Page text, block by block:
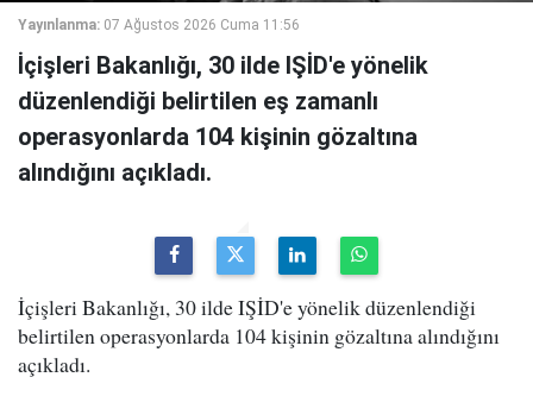
Yayınlanma: 07 Ağustos 2026 Cuma 11:56
İçişleri Bakanlığı, 30 ilde IŞİD'e yönelik
düzenlendiği belirtilen eş zamanlı
operasyonlarda 104 kişinin gözaltına
alındığını açıkladı.
İçişleri Bakanlığı, 30 ilde IŞİD'e yönelik düzenlendiği
belirtilen operasyonlarda 104 kişinin gözaltına alındığını
açıkladı.